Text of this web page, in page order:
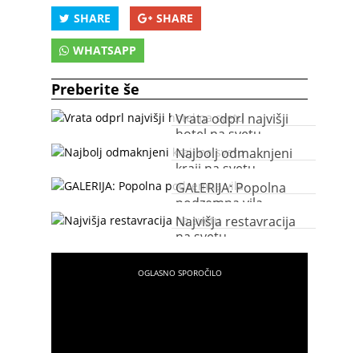
SHARE SHARE
WHATSAPP
Preberite še
Vrata odprl najvišji
hotel na svetu
Najbolj odmaknjeni
kraji na svetu
GALERIJA: Popolna
podzemna vila
Najvišja restavracija
na svetu